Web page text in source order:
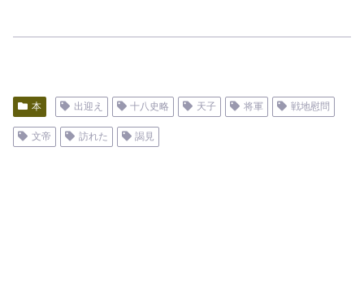
本 出迎え 十八史略 天子 将軍 戦地慰問
文帝 訪れた 謁見